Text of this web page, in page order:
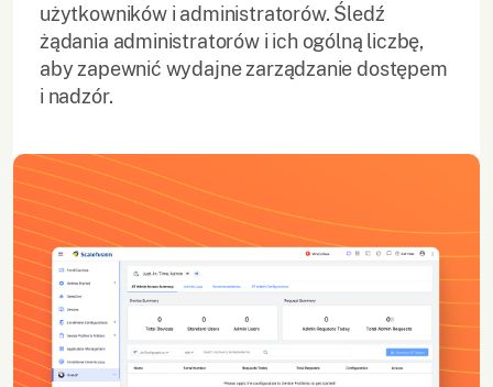
użytkowników i administratorów. Śledź
żądania administratorów i ich ogólną liczbę,
aby zapewnić wydajne zarządzanie dostępem
i nadzór.